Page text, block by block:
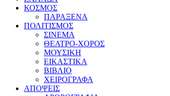
ΚΟΣΜΟΣ
ΠΑΡΑΞΕΝΑ
ΠΟΛΙΤΙΣΜΟΣ
ΣΙΝΕΜΑ
ΘΕΑΤΡΟ-ΧΟΡΟΣ
ΜΟΥΣΙΚΗ
ΕΙΚΑΣΤΙΚΑ
ΒΙΒΛΙΟ
ΧΕΙΡΟΓΡΑΦΑ
ΑΠΟΨΕΙΣ